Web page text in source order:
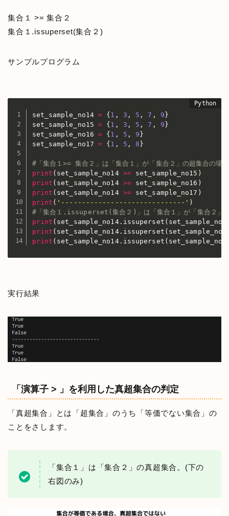
集合１ >= 集合２
集合１.issuperset(集合２)
サンプルプログラム
set_sample_no14 = { 1 , 3 , 5 , 7 , 9 }
set_sample_no15 = { 1 , 3 , 5 , 7 , 9 }
set_sample_no16 = { 1 , 5 , 9 }
set_sample_no17 = { 1 , 5 , 8 }
#「集合１>= 集合２」は「集合１」が「集合２」の超集合の場
print ( set_sample_no14 >= set_sample_no15 )
print ( set_sample_no14 >= set_sample_no16 )
print ( set_sample_no14 >= set_sample_no17 )
print ( '------------------------------' )
#「集合１.issuperset(集合２)」は「集合１」が「集合２」
print ( set_sample_no14. issuperset (
print ( set_sample_no14. issuperset (
print ( set_sample_no14. issuperset (
実行結果
「演算子 > 」を利用した真超集合の判定
「真超集合」とは「超集合」のうち「等価でない集合」の
ことをさします。
「集合１」は「集合２」の真超集合。(下の
右図のみ)